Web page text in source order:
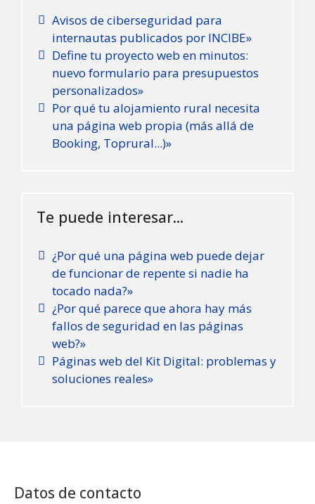
Avisos de ciberseguridad para
internautas publicados por INCIBE»
Define tu proyecto web en minutos:
nuevo formulario para presupuestos
personalizados»
Por qué tu alojamiento rural necesita
una página web propia (más allá de
Booking, Toprural...)»
Te puede interesar...
¿Por qué una página web puede dejar
de funcionar de repente si nadie ha
tocado nada?»
¿Por qué parece que ahora hay más
fallos de seguridad en las páginas
web?»
Páginas web del Kit Digital: problemas y
soluciones reales»
Datos de contacto